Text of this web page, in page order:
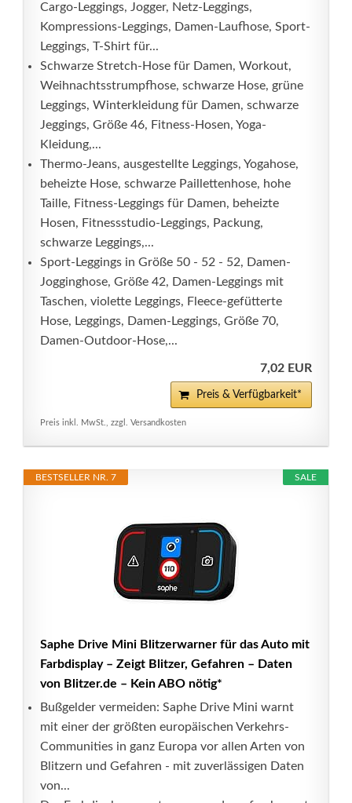
Cargo-Leggings, Jogger, Netz-Leggings,
Kompressions-Leggings, Damen-Laufhose, Sport-
Leggings, T-Shirt für...
Schwarze Stretch-Hose für Damen, Workout,
Weihnachtsstrumpfhose, schwarze Hose, grüne
Leggings, Winterkleidung für Damen, schwarze
Jeggings, Größe 46, Fitness-Hosen, Yoga-
Kleidung,...
Thermo-Jeans, ausgestellte Leggings, Yogahose,
beheizte Hose, schwarze Paillettenhose, hohe
Taille, Fitness-Leggings für Damen, beheizte
Hosen, Fitnessstudio-Leggings, Packung,
schwarze Leggings,...
Sport-Leggings in Größe 50 - 52 - 52, Damen-
Jogginghose, Größe 42, Damen-Leggings mit
Taschen, violette Leggings, Fleece-gefütterte
Hose, Leggings, Damen-Leggings, Größe 70,
Damen-Outdoor-Hose,...
7,02 EUR
Preis & Verfügbarkeit*
Preis inkl. MwSt., zzgl. Versandkosten
SALE
BESTSELLER NR. 7
Saphe Drive Mini Blitzerwarner für das Auto mit
Farbdisplay – Zeigt Blitzer, Gefahren – Daten
von Blitzer.de – Kein ABO nötig*
Bußgelder vermeiden: Saphe Drive Mini warnt
mit einer der größten europäischen Verkehrs-
Communities in ganz Europa vor allen Arten von
Blitzern und Gefahren - mit zuverlässigen Daten
von...